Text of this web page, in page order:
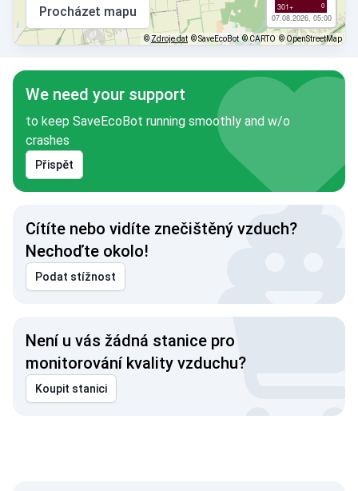
301+ 0
07.08.2026, 05:00
Procházet mapu
©Zdroje dat © SaveEcoBot © CARTO © OpenStreetMap
We need your support
to keep SaveEcoBot running smoothly and w/o
crashes
Přispět
Cítíte nebo vidíte znečištěný vzduch?
Nechoďte okolo!
Podat stížnost
Není u vás žádná stanice pro
monitorování kvality vzduchu?
Koupit stanici